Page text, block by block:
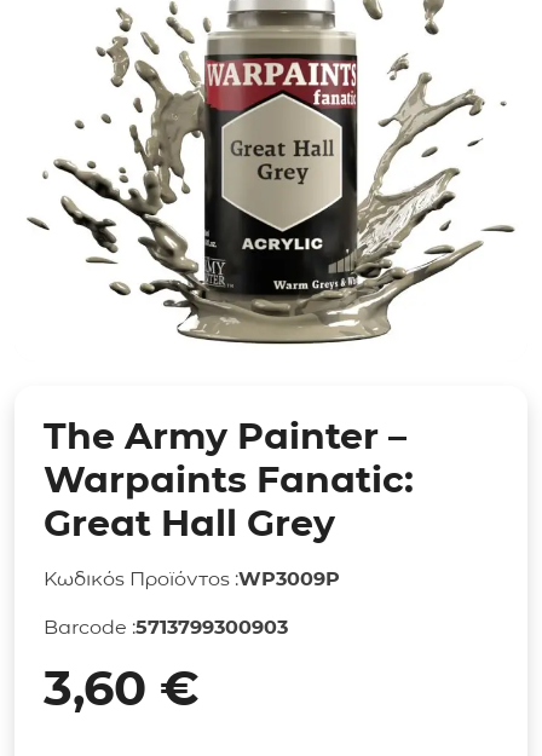
The Army Painter –
Warpaints Fanatic:
Great Hall Grey
Κωδικός Προϊόντος :WP3009P
Barcode :5713799300903
3,60 €